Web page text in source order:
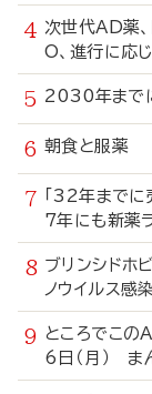
次世代AD薬
O、進行に応
2030年まで
朝食と服薬
「32年まで
7年にも新薬
ブリンシドホ
ノウイルス感
ところでこ
6日（月） ま